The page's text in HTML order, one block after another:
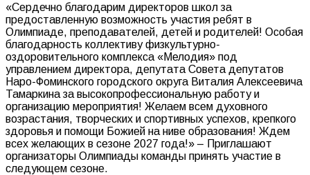
«Сердечно благодарим директоров школ за
предоставленную возможность участия ребят в
Олимпиаде, преподавателей, детей и родителей! Особая
благодарность коллективу физкультурно-
оздоровительного комплекса «Мелодия» под
управлением директора, депутата Совета депутатов
Наро-Фоминского городского округа Виталия Алексеевича
Тамаркина за высокопрофессиональную работу и
организацию мероприятия! Желаем всем духовного
возрастания, творческих и спортивных успехов, крепкого
здоровья и помощи Божией на ниве образования! Ждем
всех желающих в сезоне 2027 года!» – Приглашают
организаторы Олимпиады команды принять участие в
следующем сезоне.